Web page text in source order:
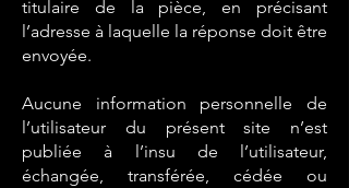
titulaire de la pièce, en précisant
l’adresse à laquelle la réponse doit être
envoyée.
Aucune information personnelle de
l’utilisateur du présent site n’est
publiée à l’insu de l’utilisateur,
échangée, transférée, cédée ou